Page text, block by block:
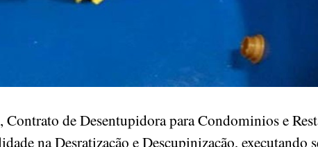
de Desentupidora para Condominios e
na Desratização e Descupinização, executando